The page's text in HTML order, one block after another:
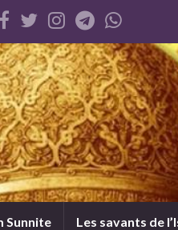
Sunnite Les savants de